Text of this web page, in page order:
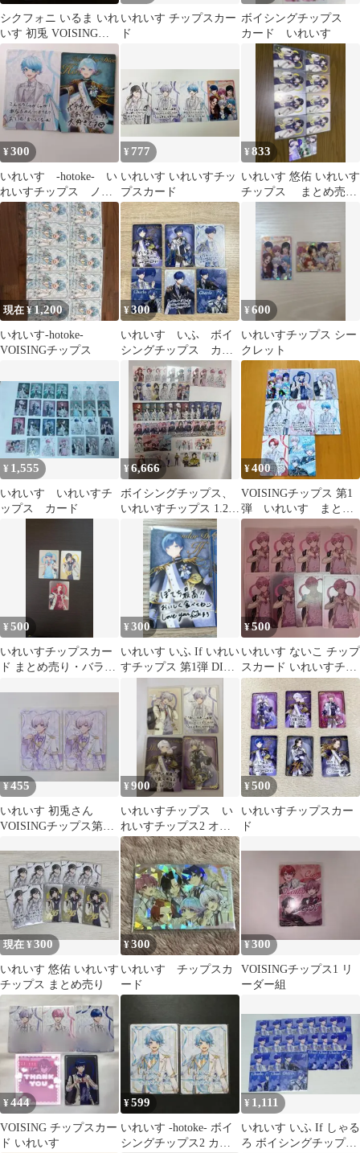
シクフォニ いるま いれ
いす 初兎 VOISINGチ
ップス
いれいす チップスカー
ド
ボイシングチップス
カード いれいす
¥300
いれいす -hotoke- い
れいすチップス ノー
マル レア
¥ 777
いれいす いれいすチッ
プスカード
¥833
いれいす 悠佑 いれいす
チップス まとめ売り
現在 ¥1,200
いれいす-hotoke-
VOISINGチップス
¥300
いれいす いふ ボイ
シングチップス カー
¥600
いれいすチップス シー
クレット
¥ 1,555
いれいす いれいすチ
ップス カード
¥6,666
ボイシングチップス、
いれいすチップス 1.2、
いれいす トレーディン
グガムカード
¥400
VOISINGチップス 第1
弾 いれいす まとめ
売り
¥500
いれいすチップスカー
ド まとめ売り・バラ売
¥300
いれいす いふ If いれい
すチップス 第1弾 DICE
¥500
いれいす ないこ チップ
スカード いれいすチッ
プス チプカ 推しみつ
おしみつ
¥455
いれいす 初兎さん
VOISINGチップス第2
¥900
いれいすチップス い
れいすチップス2 オリ
ジナルカード 4枚
¥500
いれいすチップスカー
ド
現在 ¥300
いれいす 悠佑 いれいす
チップス まとめ売り
¥300
いれいす チップスカ
ード
¥300
VOISINGチップス1 リ
ーダー組
¥444
VOISING チップスカー
ド いれいす
¥599
いれいす -hotoke- ボイ
シングチップス2 カー
¥ 1,111
いれいす いふ If しゃる
ろ ボイシングチップス